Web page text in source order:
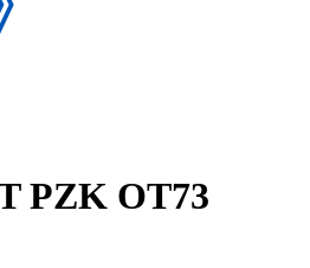
PZK OT73